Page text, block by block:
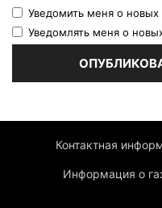
Уведомить меня о
Уведомлять меня о
Контактная
Информация о